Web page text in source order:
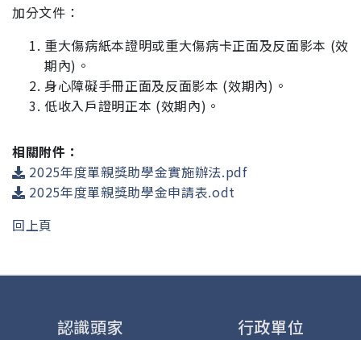
加分文件：
重大傷病紙本證明或重大傷病卡正面及反面影本 (效
期內)。
身心障礙手冊正面及反面影本 (效期內)。
低收入戶證明正本 (效期內)。
相關附件：
2025年度單親獎助學金實施辦法.pdf
2025年度單親獎助學金申請表.odt
回上頁
認識頭家 行政單位